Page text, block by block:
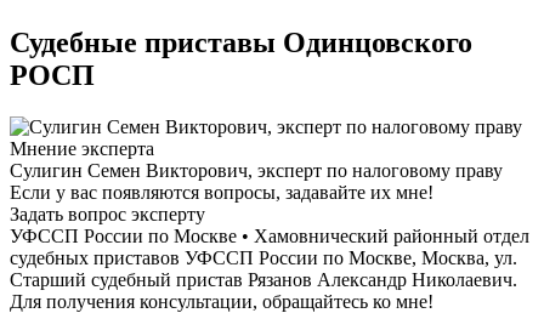
Судебные приставы Одинцовского
РОСП
Мнение эксперта
Сулигин Семен Викторович, эксперт по налоговому праву
Если у вас появляются вопросы, задавайте их мне!
Задать вопрос эксперту
УФССП России по Москве • Хамовнический районный отдел
судебных приставов УФССП России по Москве, Москва, ул.
Старший судебный пристав Рязанов Александр Николаевич.
Для получения консультации, обращайтесь ко мне!